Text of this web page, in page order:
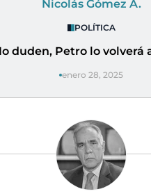
Nicolás Gómez A.
POLÍTICA
duden, Petro lo volverá
enero 28, 2025